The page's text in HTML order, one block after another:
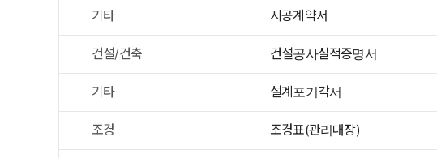
기타 시공계약서
건설/건축 건설공사실적증명서
기타 설계포기각서
조경 조경표(관리대장)